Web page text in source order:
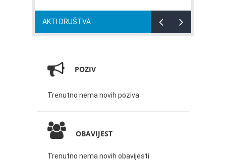
AKTI DRUŠTVA
POZIV
Trenutno nema novih poziva
OBAVIJEST
Trenutno nema novih obavijesti